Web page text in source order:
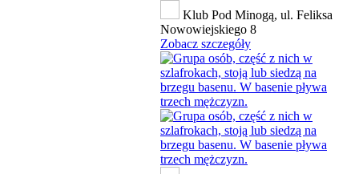
Klub Pod Minogą, ul. Feliksa
Nowowiejskiego 8
Zobacz szczegóły